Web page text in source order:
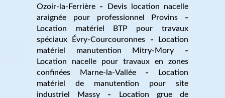
Ozoir-la-Ferrière
Devis location nacelle
araignée pour professionnel Provins
Location matériel BTP pour travaux
spéciaux Évry-Courcouronnes
Location
matériel manutention Mitry-Mory
Location nacelle pour travaux en zones
confinées Marne-la-Vallée
Location
matériel de manutention pour site
industriel Massy
Location grue de